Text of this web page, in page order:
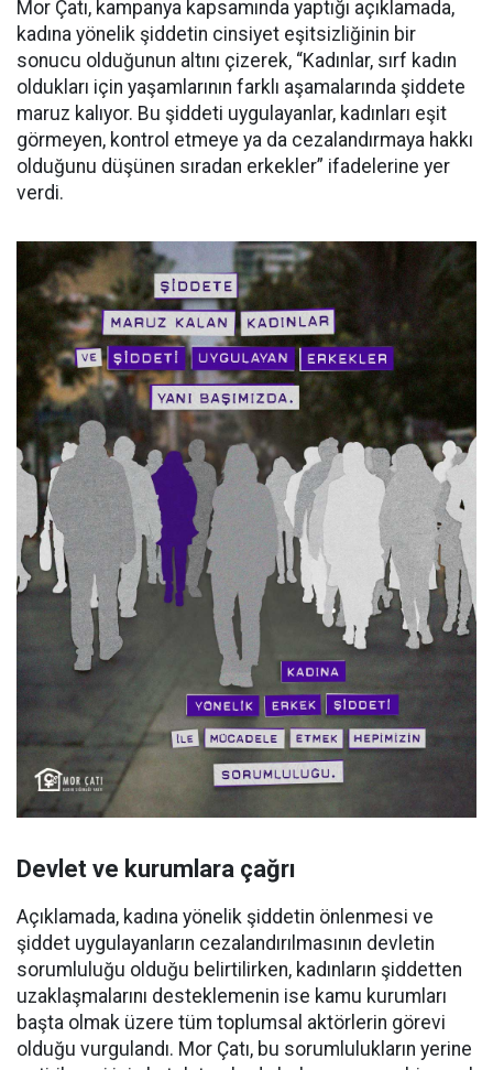
Mor Çatı, kampanya kapsamında yaptığı açıklamada,
kadına yönelik şiddetin cinsiyet eşitsizliğinin bir
sonucu olduğunun altını çizerek, “Kadınlar, sırf kadın
oldukları için yaşamlarının farklı aşamalarında şiddete
maruz kalıyor. Bu şiddeti uygulayanlar, kadınları eşit
görmeyen, kontrol etmeye ya da cezalandırmaya hakkı
olduğunu düşünen sıradan erkekler” ifadelerine yer
verdi.
Devlet ve kurumlara çağrı
Açıklamada, kadına yönelik şiddetin önlenmesi ve
şiddet uygulayanların cezalandırılmasının devletin
sorumluluğu olduğu belirtilirken, kadınların şiddetten
uzaklaşmalarını desteklemenin ise kamu kurumları
başta olmak üzere tüm toplumsal aktörlerin görevi
olduğu vurgulandı. Mor Çatı, bu sorumlulukların yerine